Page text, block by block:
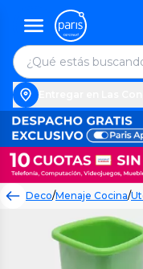
Deco/Menaje Cocina/